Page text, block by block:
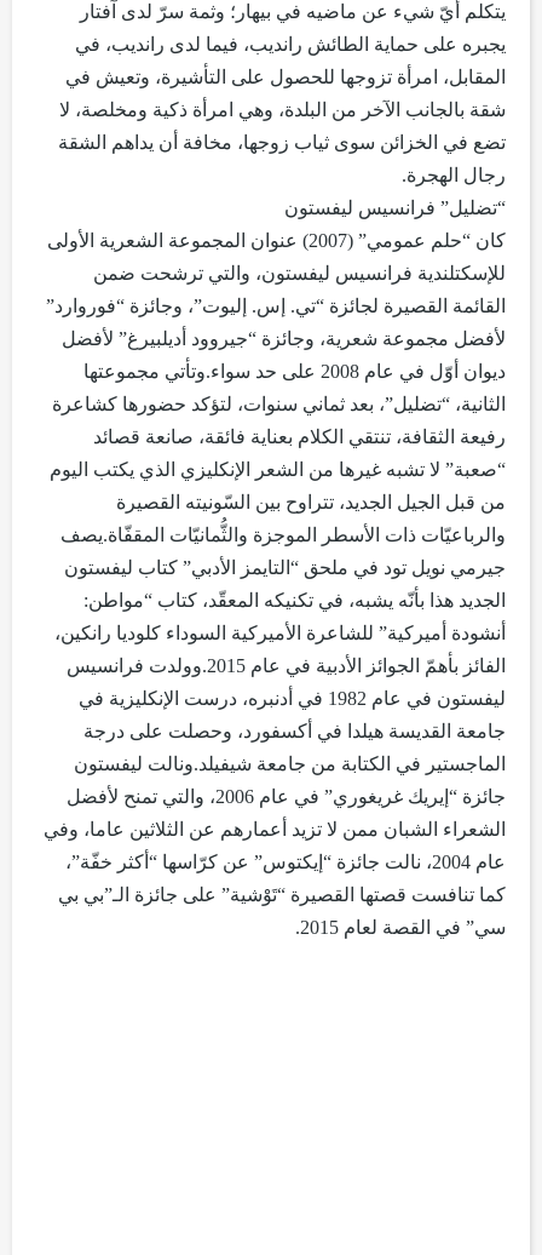
يتكلم أيّ شيء عن ماضيه في بيهار؛ وثمة سرّ لدى آفتار
يجبره على حماية الطائش رانديب، فيما لدى رانديب، في
المقابل، امرأة تزوجها للحصول على التأشيرة، وتعيش في
شقة بالجانب الآخر من البلدة، وهي امرأة ذكية ومخلصة، لا
تضع في الخزائن سوى ثياب زوجها، مخافة أن يداهم الشقة
رجال الهجرة.
“تضليل” فرانسيس ليفستون
كان “حلم عمومي” (2007) عنوان المجموعة الشعرية الأولى
للإسكتلندية فرانسيس ليفستون، والتي ترشحت ضمن
القائمة القصيرة لجائزة “تي. إس. إليوت”، وجائزة “فوروارد”
لأفضل مجموعة شعرية، وجائزة “جيروود أديلبيرغ” لأفضل
ديوان أوّل في عام 2008 على حد سواء.وتأتي مجموعتها
الثانية، “تضليل”، بعد ثماني سنوات، لتؤكد حضورها كشاعرة
رفيعة الثقافة، تنتقي الكلام بعناية فائقة، صانعة قصائد
“صعبة” لا تشبه غيرها من الشعر الإنكليزي الذي يكتب اليوم
من قبل الجيل الجديد، تتراوح بين السّونيته القصيرة
والرباعيّات ذات الأسطر الموجزة والثُّمانيّات المقفّاة.يصف
جيرمي نويل تود في ملحق “التايمز الأدبي” كتاب ليفستون
الجديد هذا بأنّه يشبه، في تكنيكه المعقّد، كتاب “مواطن:
أنشودة أميركية” للشاعرة الأميركية السوداء كلوديا رانكين،
الفائز بأهمّ الجوائز الأدبية في عام 2015.وولدت فرانسيس
ليفستون في عام 1982 في أدنبره، درست الإنكليزية في
جامعة القديسة هيلدا في أكسفورد، وحصلت على درجة
الماجستير في الكتابة من جامعة شيفيلد.ونالت ليفستون
جائزة “إيريك غريغوري” في عام 2006، والتي تمنح لأفضل
الشعراء الشبان ممن لا تزيد أعمارهم عن الثلاثين عاما، وفي
عام 2004، نالت جائزة “إيكتوس” عن كرّاسها “أكثر خفّة”،
كما تنافست قصتها القصيرة “تَوْشية” على جائزة الـ”بي بي
سي” في القصة لعام 2015.